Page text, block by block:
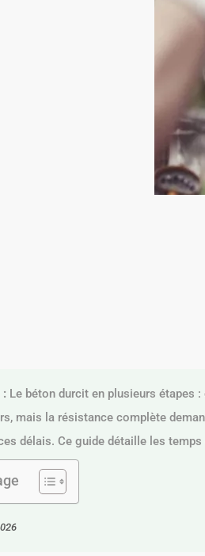
: Le béton durcit en plusieurs étapes
mais la résistance complète
délais. Ce guide détaille les